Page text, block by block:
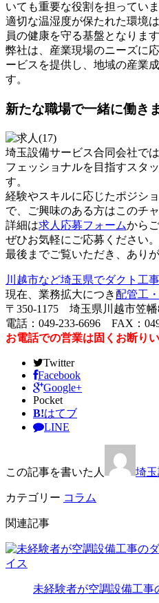
いても重要な役割を担っていま
適切な温湿度が保たれた環境
員の健康を守る基盤となります
弊社は、産業現場のニーズに
ービスを提供し、地域の産業
す。
新たな職場で一緒に働き
埼玉設備サービス合同会社で
フェッショナルを目指すスタ
す。
経験やスキルに応じたポジシ
で、ご興味のある方はこのチ
詳細は求人応募フォームから
ぜひお気軽にご応募ください。
最後までご覧いただき、あり
川越市など埼玉県でダクト工
現在、業務拡大につき配管工
〒350-1175 埼玉県川越市笠幡
電話：049-233-6696 FAX：
お電話での営業は固くお断り
Twitter
Facebook
Google+
Pocket
B!はてブ
LINE
この記事を書いた人 埼
カテゴリー コラム
関連記事
未経験者が空調設備工